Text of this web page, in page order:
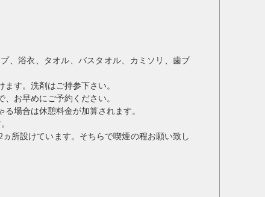
、浴衣、タオル、バスタオル、カミソリ、歯ブ
す。洗剤はご持参下さい。
お早めにご予約ください。
場合は休憩料金が加算されます。
所設けています。そちらで喫煙の程お願い致し